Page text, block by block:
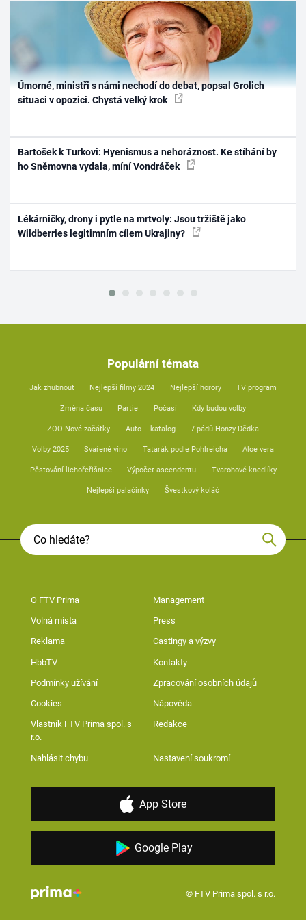
Úmorné, ministři s námi nechodí do debat, popsal Grolich
situaci v opozici. Chystá velký krok
Bartošek k Turkovi: Hyenismus a nehoráznost. Ke stíhání by
ho Sněmovna vydala, míní Vondráček
Lékárničky, drony i pytle na mrtvoly: Jsou tržiště jako
Wildberries legitimním cílem Ukrajiny?
Populární témata
Jak zhubnout Nejlepší filmy 2024 Nejlepší horory TV program
Změna času Partie Počasí Kdy budou volby
ZOO Nové začátky Auto – katalog 7 pádů Honzy Dědka
Volby 2025 Svařené víno Tatarák podle Pohlreicha Aloe vera
Pěstování lichořeřišnice Výpočet ascendentu Tvarohové knedlíky
Nejlepší palačinky Švestkový koláč
O FTV Prima Management
Volná místa Press
Reklama Castingy a výzvy
HbbTV Kontakty
Podmínky užívání Zpracování osobních údajů
Cookies Nápověda
Vlastník FTV Prima spol. s
r.o.
Redakce
Nahlásit chybu Nastavení soukromí
App Store
Google Play
© FTV Prima spol. s r.o.